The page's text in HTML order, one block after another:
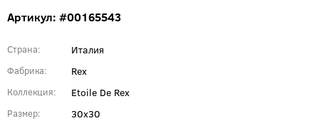
Артикул: #00165543
Страна Италия
Фабрика Rex
Коллекция Etoile De Rex
Размер 30x30